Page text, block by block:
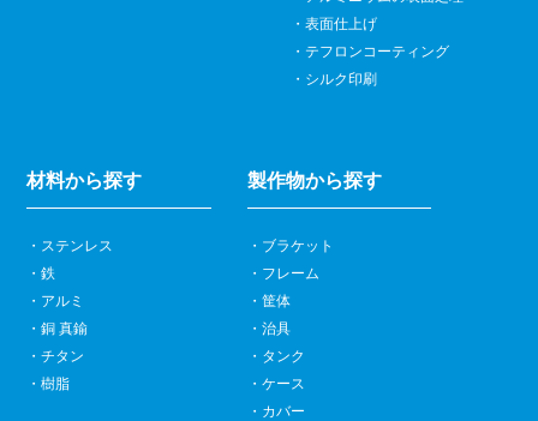
表面仕上げ
テフロンコーティング
シルク印刷
材料から探す
ステンレス
鉄
アルミ
銅 真鍮
チタン
樹脂
製作物から探す
ブラケット
フレーム
筐体
治具
タンク
ケース
カバー